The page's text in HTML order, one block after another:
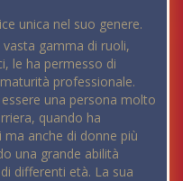
unica nel suo genere.
gamma di ruoli,
le ha permesso di
professionale.
una persona molto
quando ha
anche di donne più
una grande abilità
differenti età. La sua